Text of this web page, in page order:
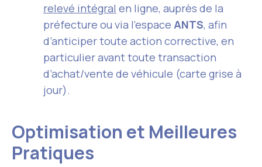
relevé intégral en ligne, auprès de la
préfecture ou via l’espace ANTS, afin
d’anticiper toute action corrective, en
particulier avant toute transaction
d’achat/vente de véhicule (carte grise à
jour).
Optimisation et Meilleures
Pratiques